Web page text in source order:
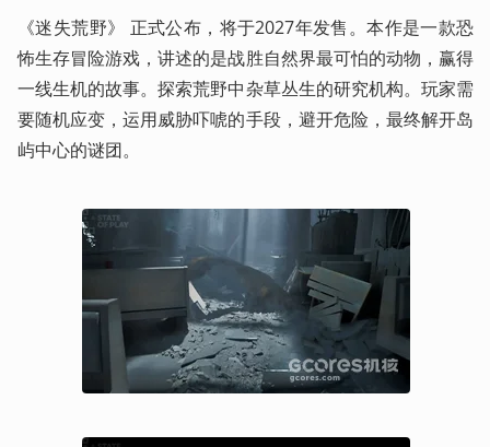
《迷失荒野》 正式公布，将于2027年发售。本作是一款恐
怖生存冒险游戏，讲述的是战胜自然界最可怕的动物，赢得
一线生机的故事。探索荒野中杂草丛生的研究机构。玩家需
要随机应变，运用威胁吓唬的手段，避开危险，最终解开岛
屿中心的谜团。